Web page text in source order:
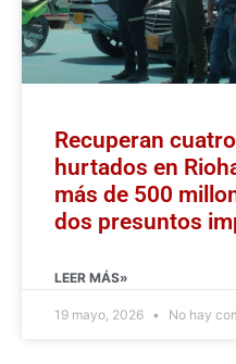
Recuperan
hurtados en
más de 500
dos presuntos
LEER MÁS»
19 mayo, 2026 No hay